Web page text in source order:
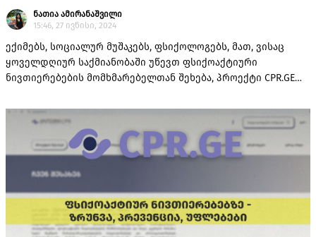
ნათია ამირანაშვილი
15:46, 27 ივნისი, 2024
ექიმებს, სოციალურ მუშაკებს, ფსიქოლოგებს, მათ, ვისაც
ყოველდღიურ საქმიანობაში უწევთ ფსიქოაქტიური
ნივთიერებების მომხმარებელთან შეხება, პროექტი CPR.GE